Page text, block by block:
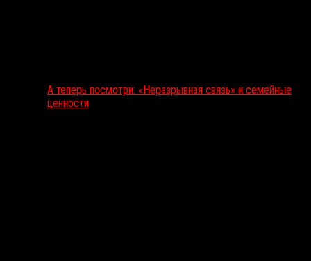
А теперь посмотри: «Неразрывная связь» и семейные
ценности